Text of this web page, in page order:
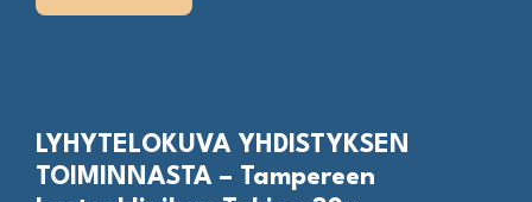
LYHYTELOKUVA YHDISTYKSEN
TOIMINNASTA – Tampereen